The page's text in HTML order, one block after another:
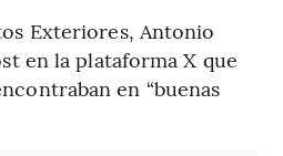
Exteriores, Antonio
en la plataforma X que
en “buenas